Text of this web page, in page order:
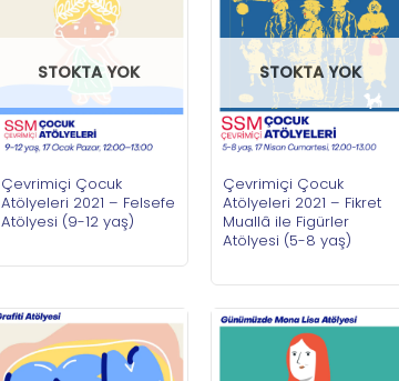
STOKTA YOK
Çevrimiçi Çocuk
Atölyeleri 2021 – Felsefe
Atölyesi (9-12 yaş)
STOKTA YOK
Çevrimiçi Çocuk
Atölyeleri 2021 – Fikret
Muallâ ile Figürler
Atölyesi (5-8 yaş)